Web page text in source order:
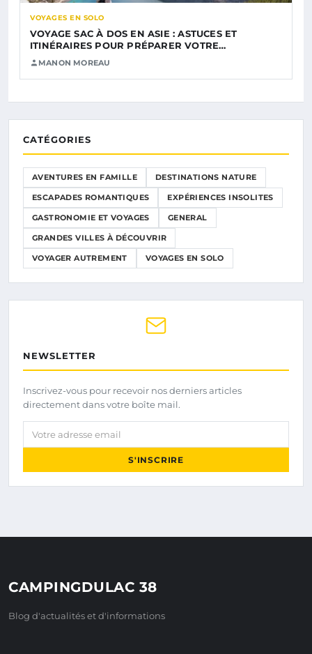
VOYAGES EN SOLO
VOYAGE SAC À DOS EN ASIE : ASTUCES ET
ITINÉRAIRES POUR PRÉPARER VOTRE…
MANON MOREAU
CATÉGORIES
AVENTURES EN FAMILLE DESTINATIONS NATURE
ESCAPADES ROMANTIQUES EXPÉRIENCES INSOLITES
GASTRONOMIE ET VOYAGES GENERAL
GRANDES VILLES À DÉCOUVRIR
VOYAGER AUTREMENT VOYAGES EN SOLO
NEWSLETTER
Inscrivez-vous pour recevoir nos derniers articles
directement dans votre boîte mail.
Votre adresse email
S'INSCRIRE
CAMPINGDULAC 38
Blog d'actualités et d'informations